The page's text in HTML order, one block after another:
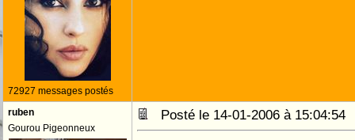
72927 messages postés
ruben
Gourou Pigeonneux
Posté le 14-01-2006 à